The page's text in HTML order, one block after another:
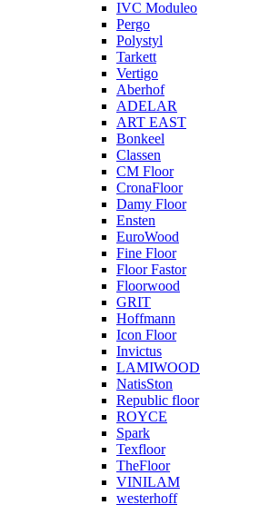
IVC Moduleo
Pergo
Polystyl
Tarkett
Vertigo
Aberhof
ADELAR
ART EAST
Bonkeel
Classen
CM Floor
CronaFloor
Damy Floor
Ensten
EuroWood
Fine Floor
Floor Fastor
Floorwood
GRIT
Hoffmann
Icon Floor
Invictus
LAMIWOOD
NatisSton
Republic floor
ROYCE
Spark
Texfloor
TheFloor
VINILAM
westerhoff